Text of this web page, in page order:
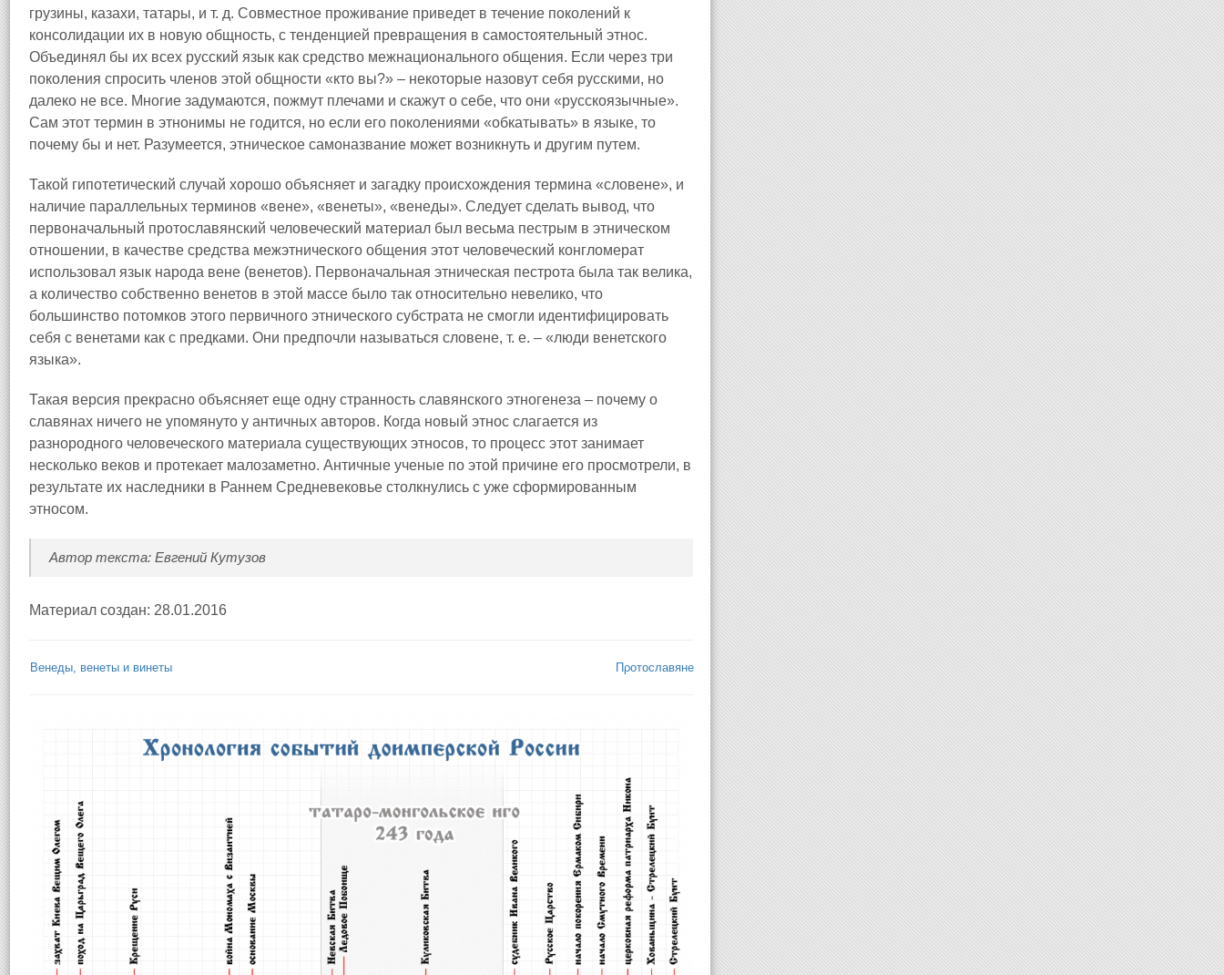
грузины, казахи, татары, и т. д. Совместное проживание приведет в течение поколений к
консолидации их в новую общность, с тенденцией превращения в самостоятельный этнос.
Объединял бы их всех русский язык как средство межнационального общения. Если через три
поколения спросить членов этой общности «кто вы?» – некоторые назовут себя русскими, но
далеко не все. Многие задумаются, пожмут плечами и скажут о себе, что они «русскоязычные».
Сам этот термин в этнонимы не годится, но если его поколениями «обкатывать» в языке, то
почему бы и нет. Разумеется, этническое самоназвание может возникнуть и другим путем.
Такой гипотетический случай хорошо объясняет и загадку происхождения термина «словене», и
наличие параллельных терминов «вене», «венеты», «венеды». Следует сделать вывод, что
первоначальный протославянский человеческий материал был весьма пестрым в этническом
отношении, в качестве средства межэтнического общения этот человеческий конгломерат
использовал язык народа вене (венетов). Первоначальная этническая пестрота была так велика,
а количество собственно венетов в этой массе было так относительно невелико, что
большинство потомков этого первичного этнического субстрата не смогли идентифицировать
себя с венетами как с предками. Они предпочли называться словене, т. е. – «люди венетского
языка».
Такая версия прекрасно объясняет еще одну странность славянского этногенеза – почему о
славянах ничего не упомянуто у античных авторов. Когда новый этнос слагается из
разнородного человеческого материала существующих этносов, то процесс этот занимает
несколько веков и протекает малозаметно. Античные ученые по этой причине его просмотрели, в
результате их наследники в Раннем Средневековье столкнулись с уже сформированным
этносом.
Автор текста: Евгений Кутузов
Материал создан: 28.01.2016
Венеды, венеты и винеты Пρотославяне